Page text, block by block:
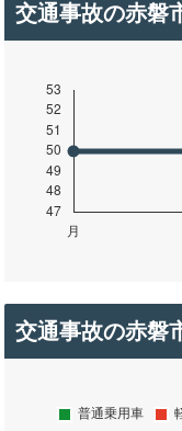
交通事故の赤磐
交通事故の赤磐